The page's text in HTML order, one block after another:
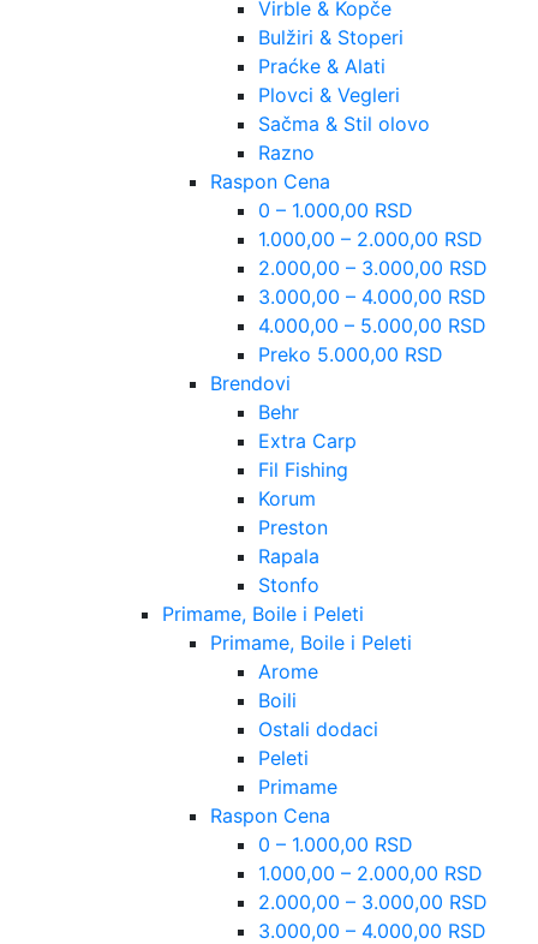
Virble & Kopče
Bulžiri & Stoperi
Praćke & Alati
Plovci & Vegleri
Sačma & Stil olovo
Razno
Raspon Cena
0 – 1.000,00 RSD
1.000,00 – 2.000,00 RSD
2.000,00 – 3.000,00 RSD
3.000,00 – 4.000,00 RSD
4.000,00 – 5.000,00 RSD
Preko 5.000,00 RSD
Brendovi
Behr
Extra Carp
Fil Fishing
Korum
Preston
Rapala
Stonfo
Primame, Boile i Peleti
Primame, Boile i Peleti
Arome
Boili
Ostali dodaci
Peleti
Primame
Raspon Cena
0 – 1.000,00 RSD
1.000,00 – 2.000,00 RSD
2.000,00 – 3.000,00 RSD
3.000,00 – 4.000,00 RSD